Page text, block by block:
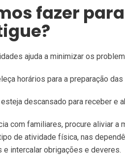
fazer
ajuda a minimizar os
horários para a preparação
descansado para receber e
com familiares, procure aliviar
de atividade física, nas
intercalar obrigações e deveres.